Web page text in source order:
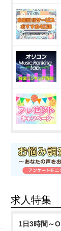
求人特集
1日3時間～